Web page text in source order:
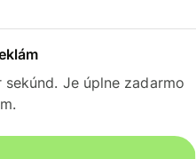
Je úplne zadarmo